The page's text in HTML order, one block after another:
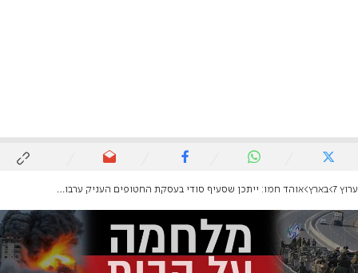
ערוץ 7 בארץ אוהד חמו: ייתכן שסעיף סודי בעסקת החטופים העניק ערבויות משמעותיות לחמאס